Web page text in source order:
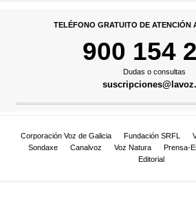
TELÉFONO GRATUITO DE ATENCIÓN
900 154
Dudas o consultas
Corporación Voz de Galicia Fundación SRFL
Sondaxe
Canalvoz Voz Natura Prensa-
Editorial